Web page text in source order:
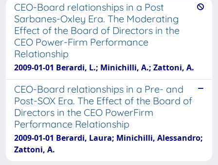
CEO-Board relationships in a Post
Sarbanes-Oxley Era. The Moderating
Effect of the Board of Directors in the
CEO Power-Firm Performance
Relationship
2009-01-01 Berardi, L.; Minichilli, A.; Zattoni, A.
CEO-Board relationships in a Pre- and
Post-SOX Era. The Effect of the Board of
Directors in the CEO PowerFirm
Performance Relationship
2009-01-01 Berardi, Laura; Minichilli, Alessandro;
Zattoni, A.